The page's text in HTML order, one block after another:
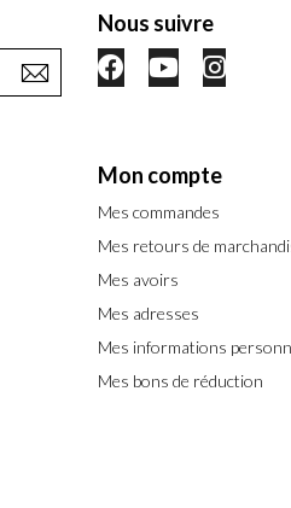
Nous suivre
Mon compte
Mes commandes
Mes retours de
Mes avoirs
Mes adresses
Mes informations
Mes bons de réduction